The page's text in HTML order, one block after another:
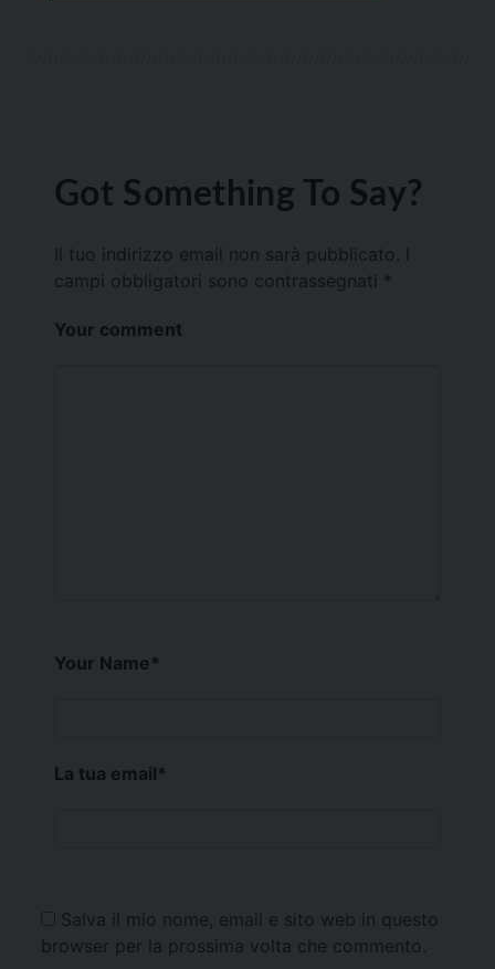
Got Something To Say?
Il tuo indirizzo email non sarà pubblicato.
campi obbligatori sono contrassegnati *
Your comment
Your Name*
La tua email*
Salva il mio nome, email e sito web in questo
browser per la prossima volta che commento.